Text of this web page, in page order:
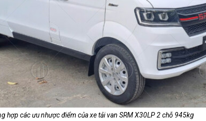
hợp các ưu nhược điểm của xe tải van SRM X30LP 2 chỗ 945kg